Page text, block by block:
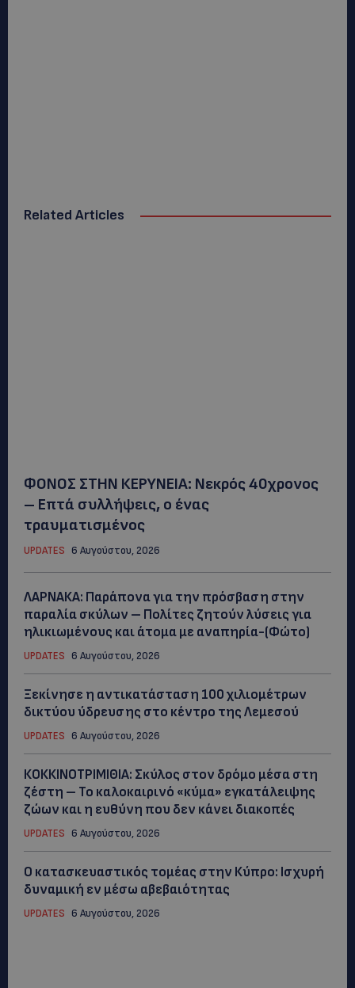
Related Articles
ΦΟΝΟΣ ΣΤΗΝ ΚΕΡΥΝΕΙΑ: Νεκρός 40χρονος
– Επτά συλλήψεις, ο ένας
τραυματισμένος
UPDATES 6 Αυγούστου, 2026
ΛΑΡΝΑΚΑ: Παράπονα για την πρόσβαση στην
παραλία σκύλων – Πολίτες ζητούν λύσεις για
ηλικιωμένους και άτομα με αναπηρία-(Φώτο)
UPDATES 6 Αυγούστου, 2026
Ξεκίνησε η αντικατάσταση 100 χιλιομέτρων
δικτύου ύδρευσης στο κέντρο της Λεμεσού
UPDATES 6 Αυγούστου, 2026
ΚΟΚΚΙΝΟΤΡΙΜΙΘΙΑ: Σκύλος στον δρόμο μέσα στη
ζέστη – Το καλοκαιρινό «κύμα» εγκατάλειψης
ζώων και η ευθύνη που δεν κάνει διακοπές
UPDATES 6 Αυγούστου, 2026
Ο κατασκευαστικός τομέας στην Κύπρο: Ισχυρή
δυναμική εν μέσω αβεβαιότητας
UPDATES 6 Αυγούστου, 2026